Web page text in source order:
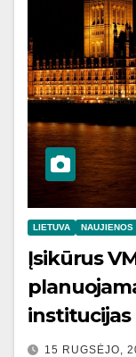
LIETUVA NAUJIENOS
Įsikūrus
institucijas
15 RUGSĖJO,